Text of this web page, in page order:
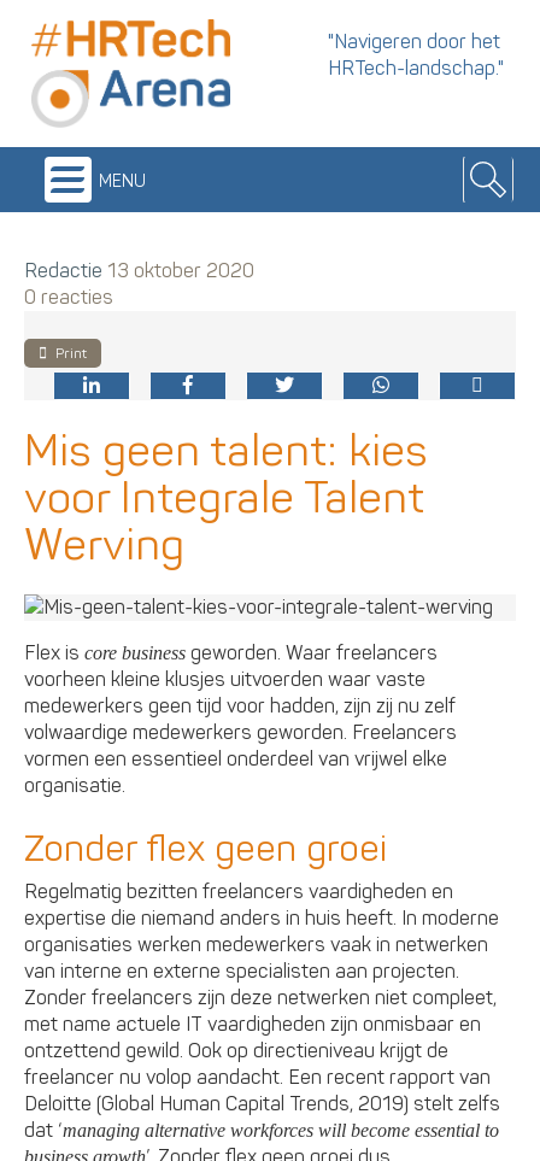
"Navigeren door het
HRTech-landschap."
menu
Redactie 13 oktober 2020
0 reacties
Print
Mis geen talent: kies
voor Integrale Talent
Werving
Flex iscore business geworden. Waar freelancers
voorheen kleine klusjes uitvoerden waar vaste
medewerkers geen tijd voor hadden, zijn zij nu zelf
volwaardige medewerkers geworden. Freelancers
vormen een essentieel onderdeel van vrijwel elke
organisatie.
Zonder flex geen groei
Regelmatig bezitten freelancers vaardigheden en
expertise die niemand anders in huis heeft. In moderne
organisaties werken medewerkers vaak in netwerken
van interne en externe specialisten aan projecten.
Zonder freelancers zijn deze netwerken niet compleet,
met name actuele IT vaardigheden zijn onmisbaar en
ontzettend gewild. Ook op directieniveau krijgt de
freelancer nu volop aandacht. Een recent rapport van
Deloitte (Global Human Capital Trends, 2019) stelt zelfs
dat ‘managing alternative workforces will become essential to